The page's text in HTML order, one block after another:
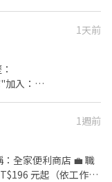
寫當日業務報表。1天前
入：
🏃‍♂️ 單日需跑點 1～5
店支援 💡 提供完整
&薪資 💰時薪229 晚
12:30、08:30-
1週前